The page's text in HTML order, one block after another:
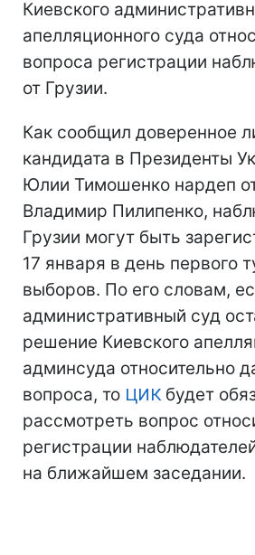
Киевского
апелляционного суда
вопроса регистрации
от Грузии.
Как сообщил доверенное
кандидата в Президенты
Юлии Тимошенко нардеп
Владимир Пилипенко,
Грузии могут быть
17 января в день первого
выборов. По его словам,
административный суд
решение Киевского
админсуда относительно
вопроса, то ЦИКбудет
рассмотреть вопрос
регистрации
на ближайшем заседании.